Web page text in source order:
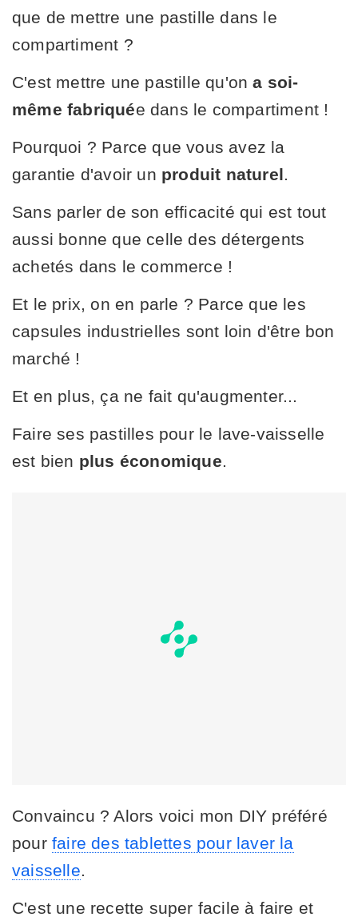
que de mettre une pastille dans le
compartiment ?
C'est mettre une pastille qu'on a soi-
même fabriquée dans le compartiment !
Pourquoi ? Parce que vous avez la
garantie d'avoir un produit naturel
Sans parler de son efficacité qui est tout
aussi bonne que celle des détergents
achetés dans le commerce !
Et le prix, on en parle ? Parce que les
capsules industrielles sont loin d'être bon
marché !
Et en plus, ça ne fait qu'augmenter...
Faire ses pastilles pour le lave-vaisselle
est bien plus économique
Convaincu ? Alors voici mon DIY préféré
pour faire des tablettes pour laver la
vaisselle
C'est une recette super facile à faire et